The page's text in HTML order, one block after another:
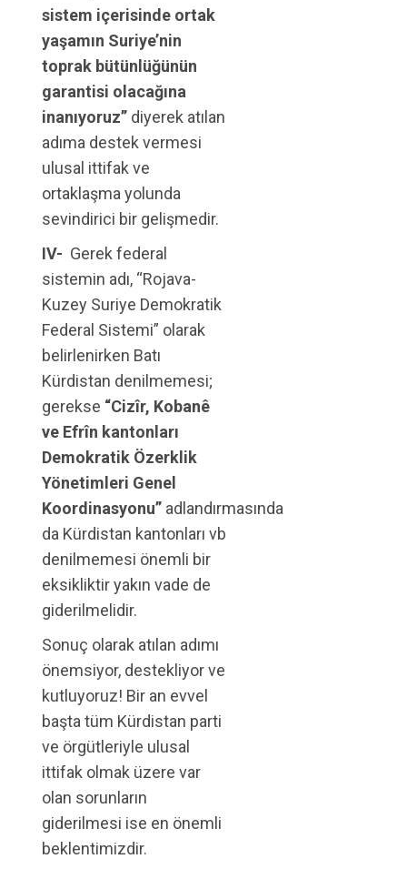
sistem içerisinde ortak
yaşamın Suriye’nin
toprak bütünlüğünün
garantisi olacağına
inanıyoruz’’ diyerek atılan
adıma destek vermesi
ulusal ittifak ve
ortaklaşma yolunda
sevindirici bir gelişmedir.
IV- Gerek federal
sistemin adı, “Rojava-
Kuzey Suriye Demokratik
Federal Sistemi” olarak
belirlenirken Batı
Kürdistan denilmemesi;
gerekse “Cizîr, Kobanê
ve Efrîn kantonları
Demokratik Özerklik
Yönetimleri Genel
Koordinasyonu” adlandırmasında
da Kürdistan kantonları vb
denilmemesi önemli bir
eksikliktir yakın vade de
giderilmelidir.
Sonuç olarak atılan adımı
önemsiyor, destekliyor ve
kutluyoruz! Bir an evvel
başta tüm Kürdistan parti
ve örgütleriyle ulusal
ittifak olmak üzere var
olan sorunların
giderilmesi ise en önemli
beklentimizdir.